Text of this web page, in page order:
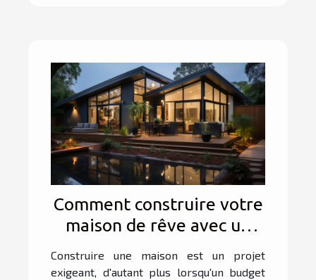
Comment construire votre
maison de rêve avec un
Construire une maison est un projet
exigeant, d'autant plus lorsqu'un budget